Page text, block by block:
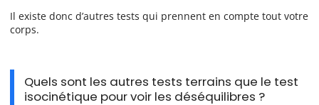
Il existe donc d’autres tests qui prennent en compte tout votre
corps.
Quels sont les autres tests terrains que le test
isocinétique pour voir les déséquilibres ?